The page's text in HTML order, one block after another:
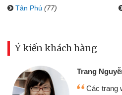
Tân Phú (77)
Ý kiến khách hàng
Trang
Các trang